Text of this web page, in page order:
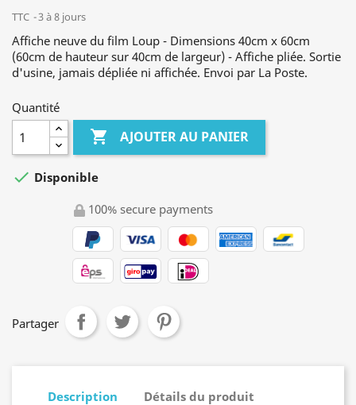
TTC 3 à 8 jours
Affiche neuve du film Loup - Dimensions 40cm x 60cm
(60cm de hauteur sur 40cm de largeur) - Affiche pliée. Sortie
d'usine, jamais dépliée ni affichée. Envoi par La Poste.
Quantité
 AJOUTER AU PANIER
 Disponible
100% secure payments
Partager
Description Détails du produit